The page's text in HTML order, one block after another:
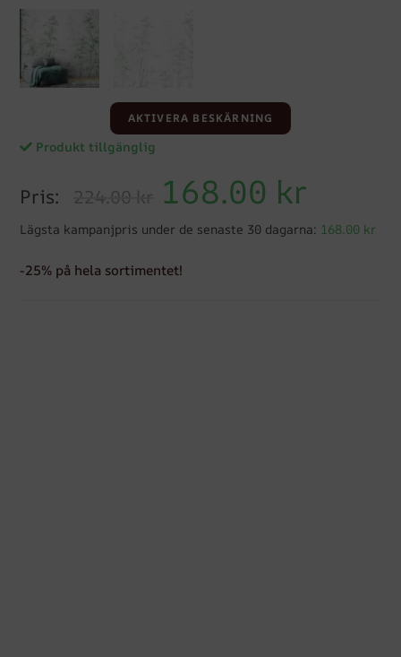
AKTIVERA BESKÄRNING
Produkt tillgänglig
Pris: 224.00 kr 168.00 kr
Lägsta kampanjpris under de senaste 30 dagarna: 168.00 kr
-25% på hela sortimentet!